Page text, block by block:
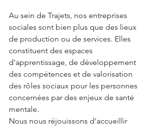
Au sein de Trajets, nos entreprises
sociales sont bien plus que des lieux
de production ou de services. Elles
constituent des espaces
d'apprentissage, de développement
des compétences et de valorisation
des rôles sociaux pour les personnes
concernées par des enjeux de santé
mentale.
Nous nous réjouissons d'accueillir